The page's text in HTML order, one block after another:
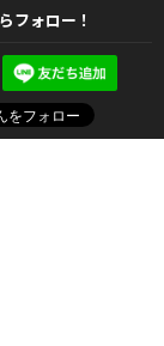
フォロー！